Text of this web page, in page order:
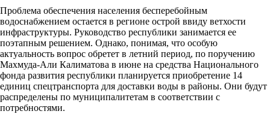
Проблема обеспечения населения бесперебойным
водоснабжением остается в регионе острой ввиду ветхости
инфраструктуры. Руководство республики занимается ее
поэтапным решением. Однако, понимая, что особую
актуальность вопрос обретет в летний период, по поручению
Махмуда-Али Калиматова в июне на средства Национального
фонда развития республики планируется приобретение 14
единиц спецтранспорта для доставки воды в районы. Они будут
распределены по муниципалитетам в соответствии с
потребностями.